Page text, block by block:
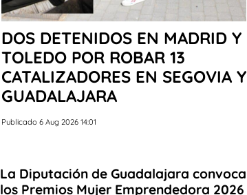
DOS DETENIDOS EN MADRID Y
TOLEDO POR ROBAR 13
CATALIZADORES EN SEGOVIA Y
GUADALAJARA
Publicado 6 Aug 2026 14:01
La Diputación de Guadalajara convoca
los Premios Mujer Emprendedora 2026